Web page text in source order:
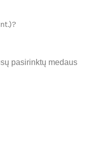
pasirinktų medaus